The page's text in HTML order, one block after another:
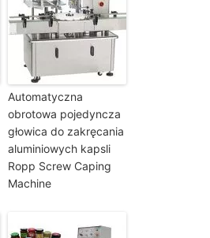
Automatyczna
obrotowa pojedyncza
głowica do zakręcania
aluminiowych kapsli
Ropp Screw Caping
Machine